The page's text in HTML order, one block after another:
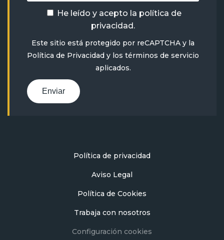
He leído y acepto la política de
privacidad.
Este sitio está protegido por reCAPTCHA y la
Política de Privacidad y los términos de servicio
aplicados.
Enviar
Política de privacidad
Aviso Legal
Política de Cookies
Trabaja con nosotros
Configuración cookies